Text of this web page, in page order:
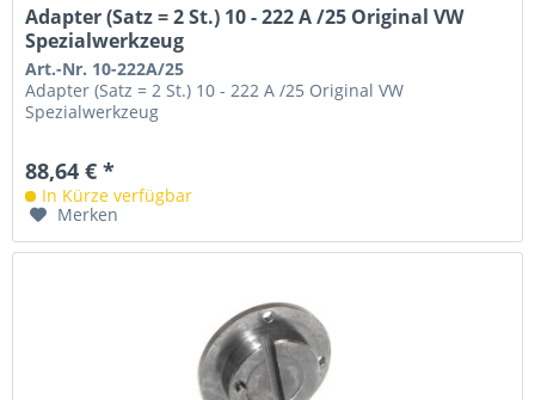
Adapter (Satz = 2 St.) 10 - 222 A /25 Original VW
Spezialwerkzeug
Art.-Nr. 10-222A/25
Adapter (Satz = 2 St.) 10 - 222 A /25 Original VW
Spezialwerkzeug
88,64 € *
In Kürze verfügbar
Merken